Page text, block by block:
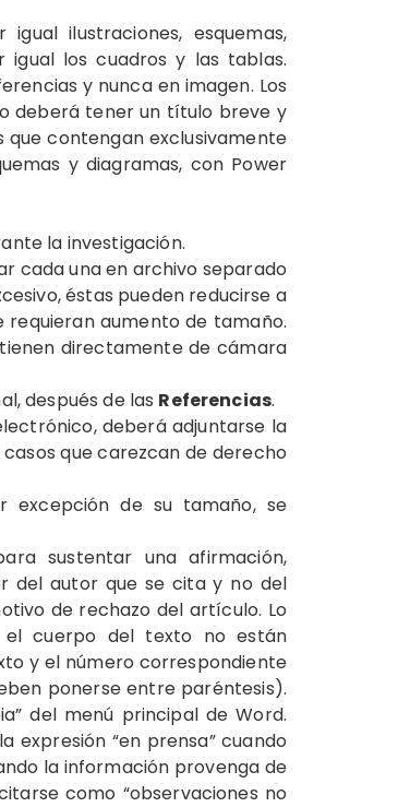
ilustraciones, esquemas,
igual los cuadros y las tablas.
y nunca en imagen. Los
deberá tener un título breve y
contengan exclusivamente
y diagramas, con Power
la investigación.
cada una en archivo separado
éstas pueden reducirse a
requieran aumento de tamaño.
directamente de cámara
después de las Referencias.
deberá adjuntarse la
que carezcan de derecho
excepción de su tamaño, se
sustentar una afirmación,
del autor que se cita y no del
de rechazo del artículo. Lo
cuerpo del texto no están
y el número correspondiente
ponerse entre paréntesis).
del menú principal de Word.
expresión “en prensa” cuando
la información provenga de
como “observaciones no